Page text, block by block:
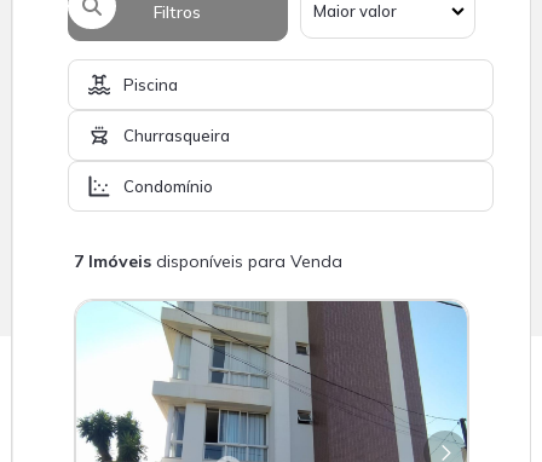
Filtros
Piscina
Churrasqueira
Condomínio
7 Imóveisdisponíveis para Venda